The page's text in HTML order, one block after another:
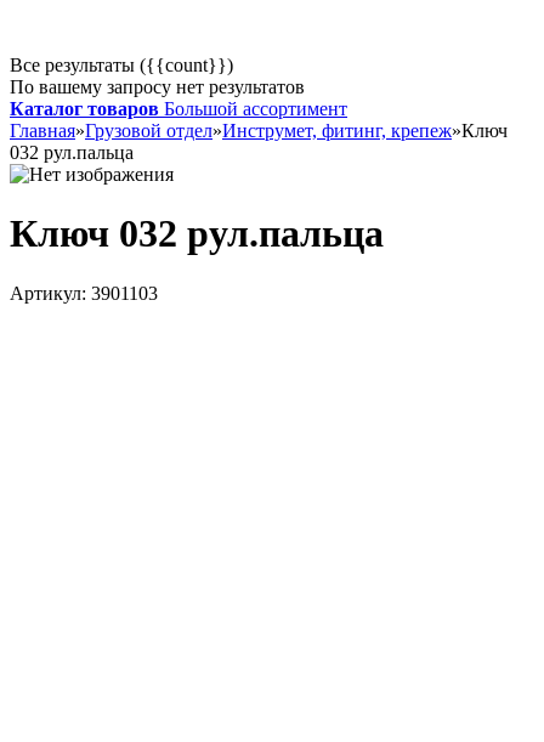
Все результаты ({{count}})
По вашему запросу нет результатов
Каталог товаров Большой ассортимент
Главная»Грузовой отдел»Инструмет, фитинг, крепеж»Ключ
032 рул.пальца
Ключ 032 рул.пальца
Артикул: 3901103